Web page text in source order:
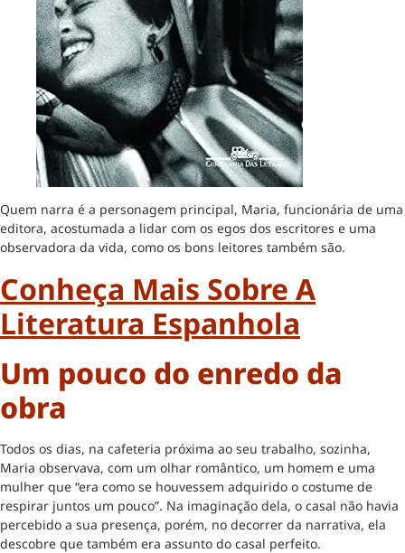
Quem narra é a personagem principal, Maria, funcionária de uma
editora, acostumada a lidar com os egos dos escritores e uma
observadora da vida, como os bons leitores também são.
Conheça Mais Sobre A
Literatura Espanhola
Um pouco do enredo da
obra
Todos os dias, na cafeteria próxima ao seu trabalho, sozinha,
Maria observava, com um olhar romântico, um homem e uma
mulher que “era como se houvessem adquirido o costume de
respirar juntos um pouco”. Na imaginação dela, o casal não havia
percebido a sua presença, porém, no decorrer da narrativa, ela
descobre que também era assunto do casal perfeito.